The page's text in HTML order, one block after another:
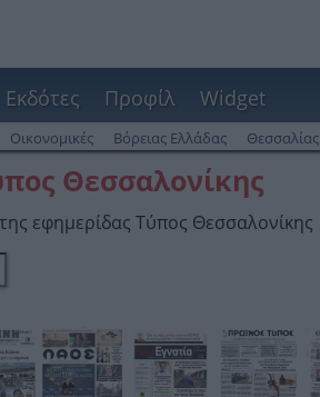
Εκδότες Προφίλ Widget
Οικονομικές Βόρειας Ελλάδας Θεσσαλίας
Θεσσαλονίκης
εφημερίδας Τύπος Θεσσαλονίκης